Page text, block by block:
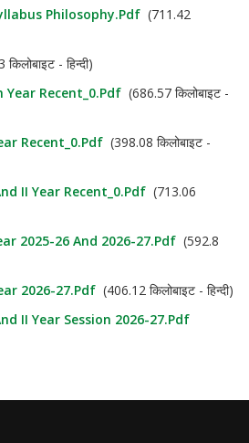
Philosophy.pdf (711.42
- हिन्दी)
Year Recent_0.pdf (686.57 किलोबाइट -
Recent_0.pdf (398.08 किलोबाइट -
II Year Recent_0.pdf (713.06
2025-26 And 2026-27.pdf (592.8
2026-27.pdf (406.12 किलोबाइट - हिन्दी)
II Year Session 2026-27.pdf